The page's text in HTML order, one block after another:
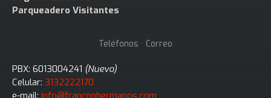
Parqueadero Visitantes
Teléfonos · Correo
PBX: 6013004241 (Nuevo)
Celular: 3132222170
e-mail: info@franconhermanos.com